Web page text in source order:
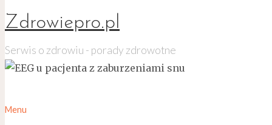
Zdrowiepro.pl
Serwis o zdrowiu - porady zdrowotne
Menu